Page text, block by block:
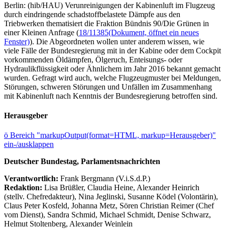
Berlin: (hib/HAU) Verunreinigungen der Kabinenluft im Flugzeug
durch eindringende schadstoffbelastete Dämpfe aus den
Triebwerken thematisiert die Fraktion Bündnis 90/Die Grünen in
einer Kleinen Anfrage (18/11385(Dokument, öffnet ein neues
Fenster)). Die Abgeordneten wollen unter anderem wissen, wie
viele Fälle der Bundesregierung mit in der Kabine oder dem Cockpit
vorkommenden Öldämpfen, Ölgeruch, Enteisungs- oder
Hydraulikflüssigkeit oder Ähnlichem im Jahr 2016 bekannt gemacht
wurden. Gefragt wird auch, welche Flugzeugmuster bei Meldungen,
Störungen, schweren Störungen und Unfällen im Zusammenhang
mit Kabinenluft nach Kenntnis der Bundesregierung betroffen sind.
Herausgeber
ö Bereich "markupOutput(format=HTML, markup=Herausgeber)"
ein-/ausklappen
Deutscher Bundestag, Parlamentsnachrichten
Verantwortlich: Frank Bergmann (V.i.S.d.P.)
Redaktion: Lisa Brüßler, Claudia Heine, Alexander Heinrich
(stellv. Chefredakteur), Nina Jeglinski, Susanne Ködel (Volontärin),
Claus Peter Kosfeld, Johanna Metz, Sören Christian Reimer (Chef
vom Dienst), Sandra Schmid, Michael Schmidt, Denise Schwarz,
Helmut Stoltenberg, Alexander Weinlein